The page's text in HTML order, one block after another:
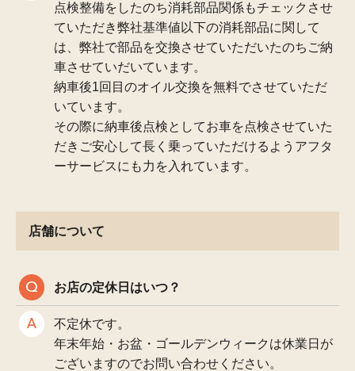
点検整備をしたのち消耗部品関係もチェックさせ
ていただき弊社基準値以下の消耗部品に関して
は、弊社で部品を交換させていただいたのちご納
車させていだいています。
納車後1回目のオイル交換を無料でさせていただ
いています。
その際に納車後点検としてお車を点検させていた
だきご安心して長く乗っていただけるようアフタ
ーサービスにも力を入れています。
店舗について
お店の定休日はいつ？
不定休です。
年末年始・お盆・ゴールデンウィークは休業日が
ございますのでお問い合わせください。